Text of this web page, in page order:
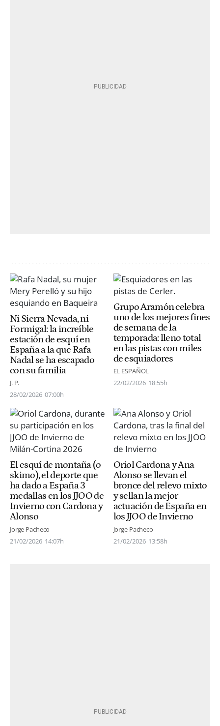
Ni Sierra Nevada, ni
Formigal: la increíble
estación de esquí en
España a la que Rafa
Nadal se ha escapado
con su familia
J. P.
28/02/2026 07:00h
Grupo Aramón celebra
uno de los mejores fines
de semana de la
temporada: lleno total
en las pistas con miles
de esquiadores
EL ESPAÑOL
22/02/2026 18:55h
El esquí de montaña (o
skimo), el deporte que
ha dado a España 3
medallas en los JJOO de
Invierno con Cardona y
Alonso
Jorge Pacheco
21/02/2026 14:07h
Oriol Cardona y Ana
Alonso se llevan el
bronce del relevo mixto
y sellan la mejor
actuación de España en
los JJOO de Invierno
Jorge Pacheco
21/02/2026 13:58h